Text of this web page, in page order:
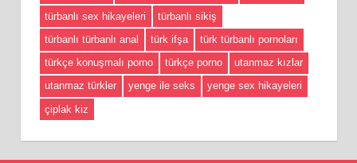
türbanlı sex hikayeleri
türbanlı sikiş
türbanlı türbanlı anal
türk ifşa
türk türbanlı pornoları
türkçe konuşmalı porno
türkçe porno
utanmaz kızlar
utanmaz türkler
yenge ile seks
yenge sex hikayeleri
çiplak kiz